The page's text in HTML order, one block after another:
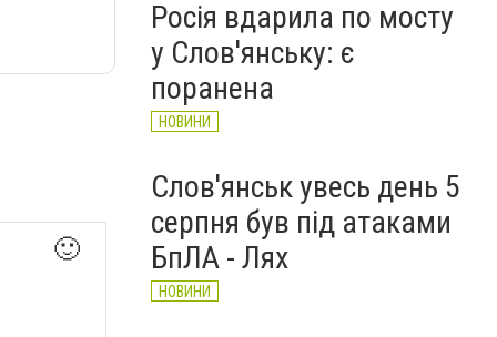
🙂
Росія вдарила по мосту
у Слов'янську: є
поранена
НОВИНИ
Слов'янськ увесь день 5
серпня був під атаками
БпЛА - Лях
НОВИНИ